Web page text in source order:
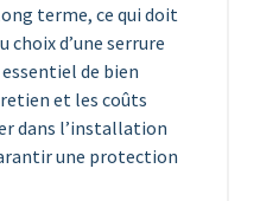
terme, ce qui doit
d’une serrure
de bien
et les coûts
dans l’installation
une protection